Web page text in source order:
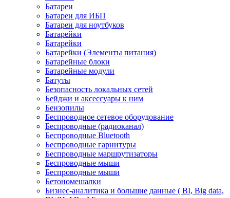
Батареи
Батареи для ИБП
Батареи для ноутбуков
Батарейки
Батарейки
Батарейки (Элементы питания)
Батарейные блоки
Батарейные модули
Батуты
Безопасность локальных сетей
Бейджи и аксесcуары к ним
Бензопилы
Беспроводное сетевое оборудование
Беспроводные (радиоканал)
Беспроводные Bluetooth
Беспроводные гарнитуры
Беспроводные маршрутизаторы
Беспроводные мыши
Беспроводные мыши
Бетономешалки
Бизнес-аналитика и большие данные ( BI, Big data,